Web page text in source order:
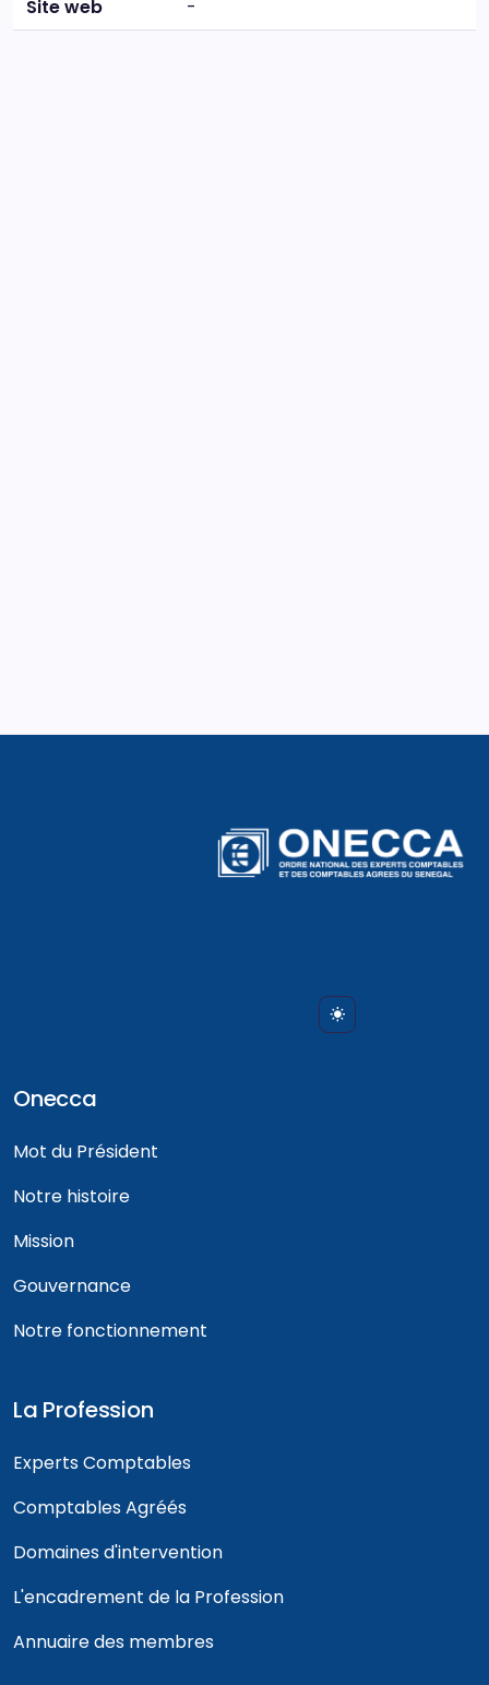
Site web
-
Onecca
Mot du Président
Notre histoire
Mission
Gouvernance
Notre fonctionnement
La Profession
Experts Comptables
Comptables Agréés
Domaines d'intervention
L'encadrement de la Profession
Annuaire des membres